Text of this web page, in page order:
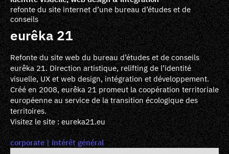
refonte du site internet d’une bureau d’études et de
conseils
eurêka 21
Refonte du site web du bureau d’études et de conseils
eurêka 21. Direction artistique, relifting de l’identité
visuelle, UX et web design, intégration et développement.
Créé en 2008, eurêka 21 promeut la coopération territoriale
européenne au service de la transition écologique des
territoires.
Visitez le site :eureka21.eu
corporate intérêt général